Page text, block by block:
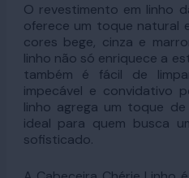
O revestimento em linho
oferece um toque natural
cores bege, cinza e
linho não só enriquece a
também é fácil de
impecável e convidativo
linho agrega um toque
ideal para quem busca
sofisticado.